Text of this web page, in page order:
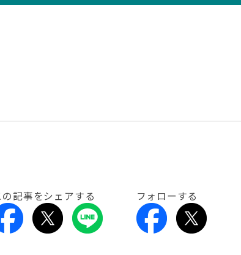
の記事をシェアする フォローする